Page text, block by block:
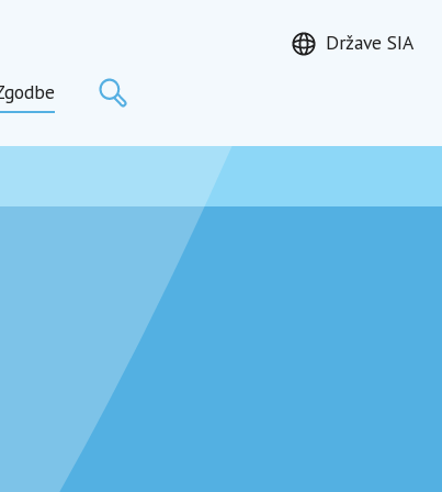
Države SIA